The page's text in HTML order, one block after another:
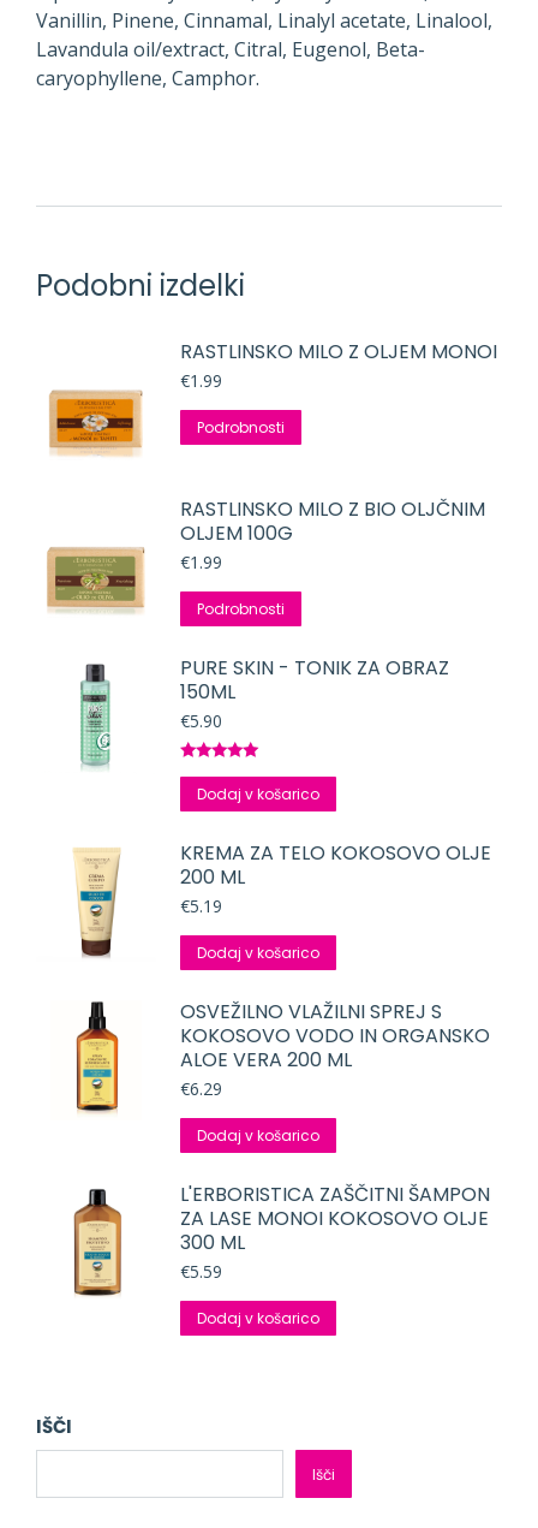
Vanillin, Pinene, Cinnamal, Linalyl acetate, Linalool,
Lavandula oil/extract, Citral, Eugenol, Beta-
caryophyllene, Camphor.
Podobni izdelki
RASTLINSKO MILO Z OLJEM MONOI
€1.99
Podrobnosti
RASTLINSKO MILO Z BIO OLJČNIM
OLJEM 100G
€1.99
Podrobnosti
PURE SKIN - TONIK ZA OBRAZ
150ML
€5.90
5.00od 5
Dodaj v košarico
KREMA ZA TELO KOKOSOVO OLJE
200 ML
€5.19
Dodaj v košarico
OSVEŽILNO VLAŽILNI SPREJ S
KOKOSOVO VODO IN ORGANSKO
ALOE VERA 200 ML
€6.29
Dodaj v košarico
L'ERBORISTICA ZAŠČITNI ŠAMPON
ZA LASE MONOI KOKOSOVO OLJE
300 ML
€5.59
Dodaj v košarico
IŠČI
Išči